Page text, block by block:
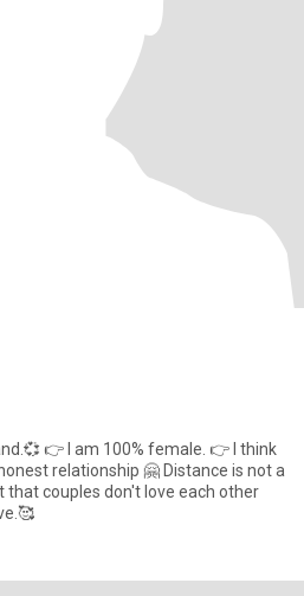
relationship 🤗 Distance is not a
that couples don't love each other